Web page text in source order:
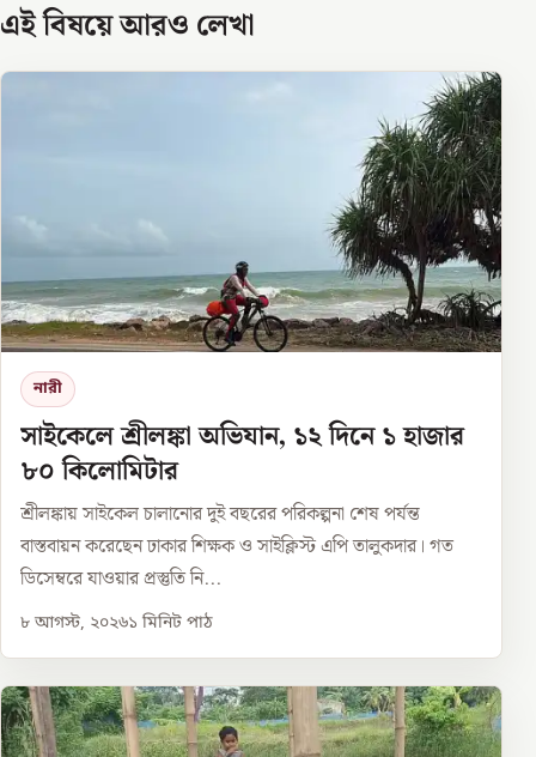
এই বিষয়ে আরও লেখা
নারী
সাইকেলে শ্রীলঙ্কা অভিযান, ১২ দিনে ১ হাজার
৮০ কিলোমিটার
শ্রীলঙ্কায় সাইকেল চালানোর দুই বছরের পরিকল্পনা শেষ পর্যন্ত
বাস্তবায়ন করেছেন ঢাকার শিক্ষক ও সাইক্লিস্ট এপি তালুকদার। গত
ডিসেম্বরে যাওয়ার প্রস্তুতি নি...
৮ আগস্ট, ২০২৬১ মিনিট পাঠ